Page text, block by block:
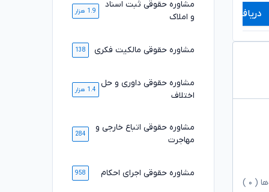
دریافت مشاوره دریافت مشاوره
( ۰
مشاوره حقوقی ثبت اسناد
و املاک
1.9 هزار
مشاوره حقوقی مالکیت فکری 138
مشاوره حقوقی داوری و حل
اختلاف
1.4 هزار
مشاوره حقوقی اتباع خارجی و
مهاجرت
284
مشاوره حقوقی اجرای احکام 958